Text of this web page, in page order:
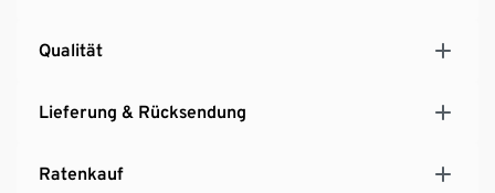
Qualität
Lieferung & Rücksendung
Ratenkauf